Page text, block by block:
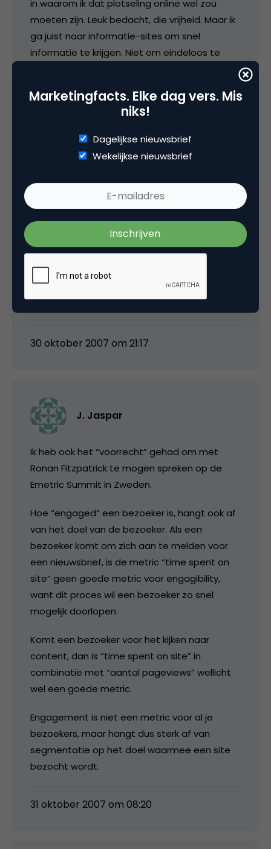
in waarom ik dat plotseling online wel zou
moeten zijn. Leuk bedacht, die vrijheid. Maar ik
ga juist naar informatie-sites om snel
informatie te krijgen. Niet om eindeloos te
30 oktober 2007 om 21:10
jdevalk
Ben je net misgelopen hier in Stockholm André,
30 oktober 2007 om 21:17
J. Jaspar
Ik heb ook het “voorrecht” gehad om met
Ronan Fitzpatrick te mogen spreken op de
Emetric Summit in Zweden.
Hoe “engaged” een bezoeker is, hangt ook af
van het doel van de bezoeker. Als een
bezoeker komt om zich aan te melden voor
een nieuwsbrief, is de metric “time spent on
site” geen goede metric voor engagibility,
want dit proces wil een bezoeker zo snel
mogelijk doorlopen.
Komt een bezoeker voor het kijken naar
content, dan is “time spent on site” in
combinatie met “aantal pageviews” wellicht
wel een goede metric.
Engagement is niet een metric voor al je
bezoekers, maar hangt dus sterk af van
segmentatie op het doel waarmee een site
bezocht wordt.
31 oktober 2007 om 08:20
Marketingfacts. Elke dag vers. Mis
niks!
Dagelijkse nieuwsbrief
Wekelijkse nieuwsbrief